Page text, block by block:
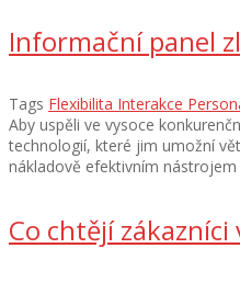
Informační panel
Tags Flexibilita Interakce
Aby uspěli ve vysoce
technologií, které jim umožní
nákladově efektivním
Co chtějí